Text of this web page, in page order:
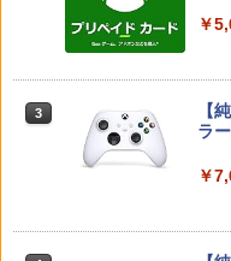
￥
ポ
3
落
3
￥
￥
【
￥
3
【
ラ
￥